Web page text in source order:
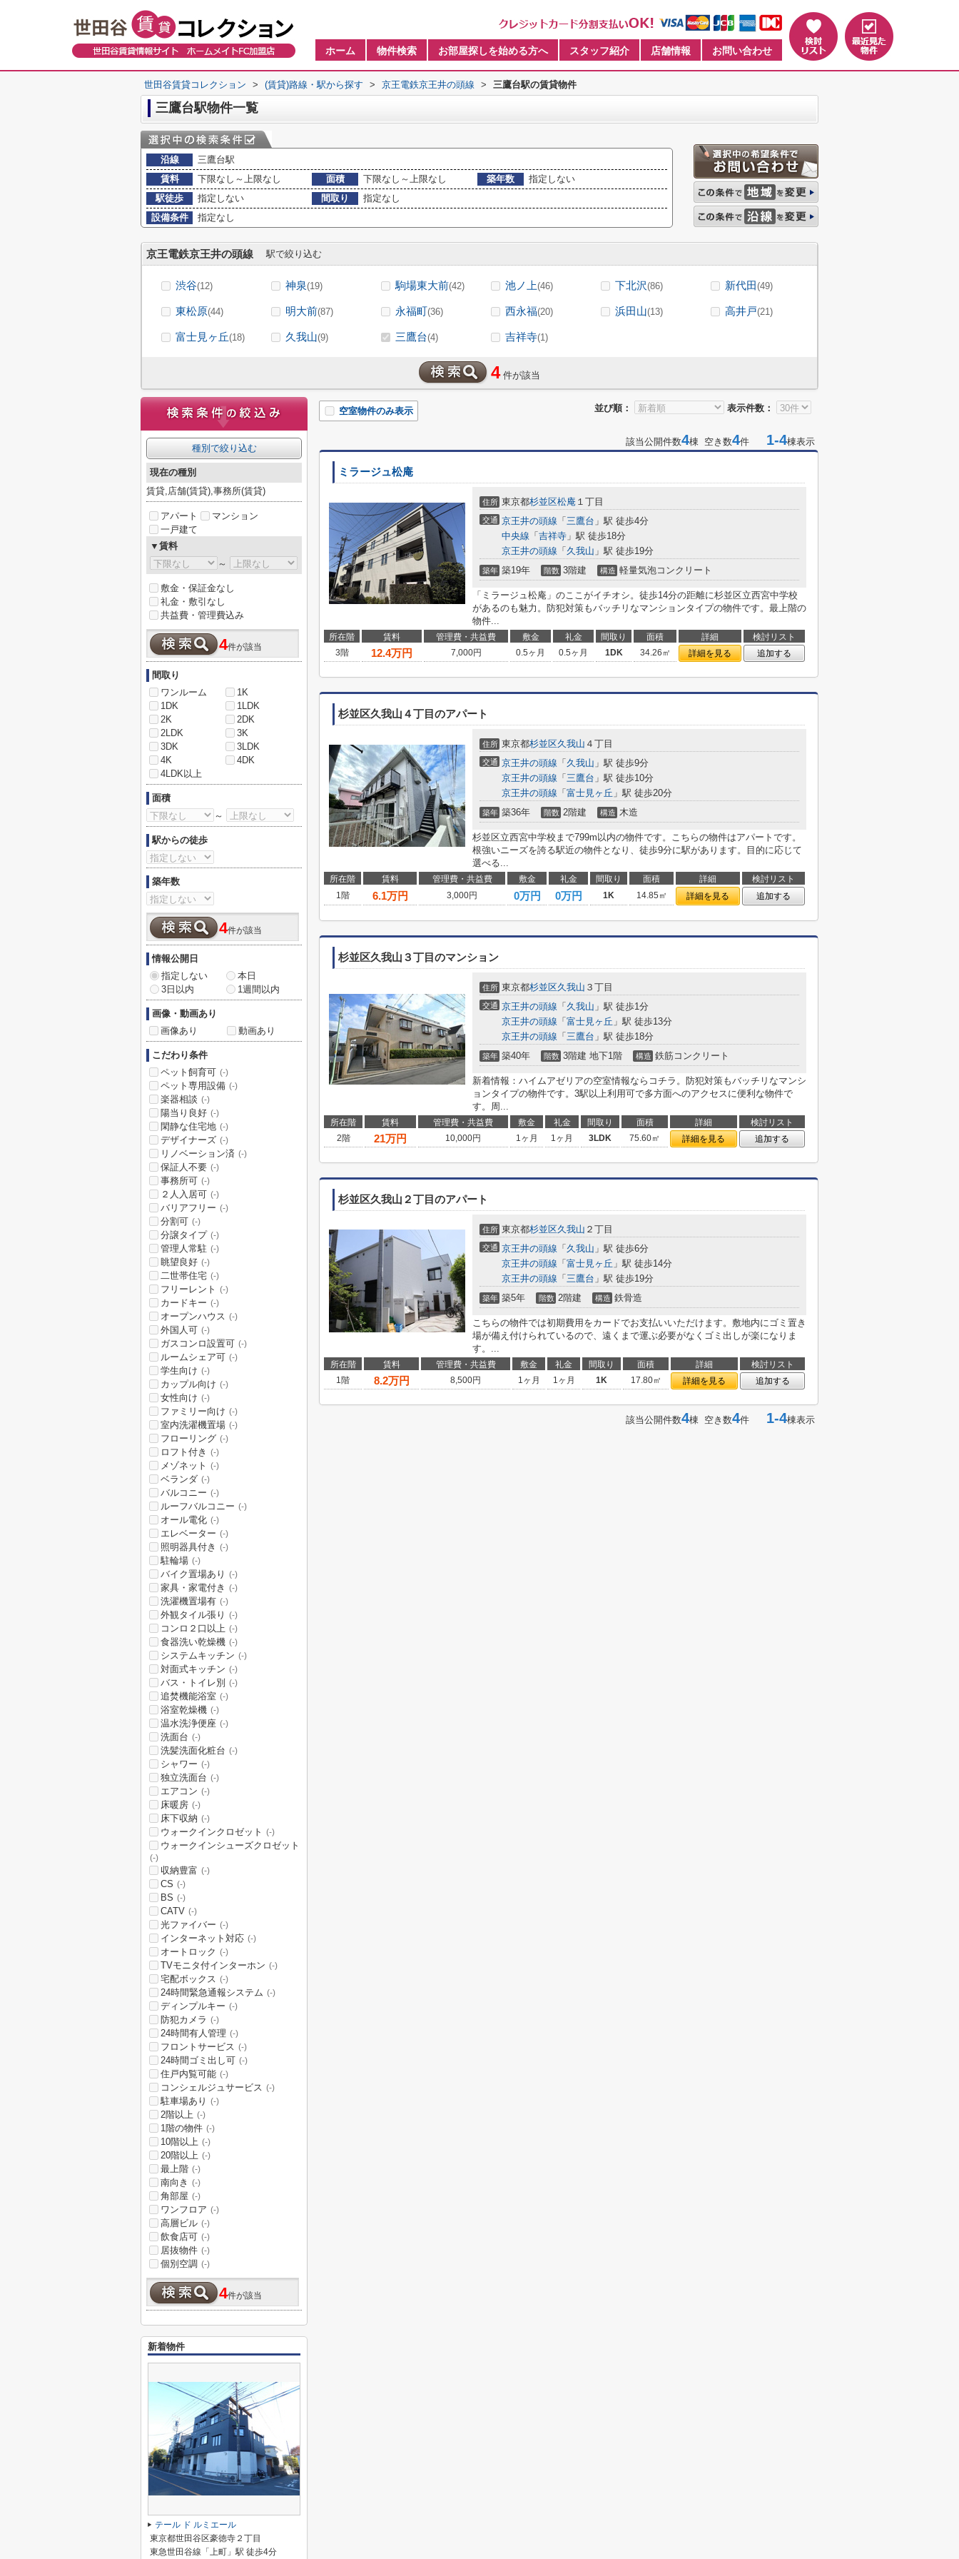
ホーム 物件検索 お部屋探しを始める方へ スタッフ紹介 店舗情報 お問い合わせ
世田谷賃貸コレクション > (賃貸)路線・駅から探す > 京王電鉄京王井の頭線 > 三鷹台駅の賃貸物件
三鷹台駅物件一覧
沿線
三鷹台駅
賃料
下限なし～上限なし 面積 下限なし～上限なし 築年数
指定しない
駅徒歩
指定しない 間取り
指定なし
設備条件
指定なし
京王電鉄京王井の頭線 駅で絞り込む
渋谷(12) 神泉(19) 駒場東大前(42) 池ノ上(46) 下北沢(86) 新代田(49)
東松原(44) 明大前(87) 永福町(36) 西永福(20) 浜田山(13) 高井戸(21)
富士見ヶ丘(18) 久我山(9) 三鷹台(4) 吉祥寺(1)
4 件が該当
並び順： 表示件数：
空室物件のみ表示
該当公開件数4棟 空き数4件 1-4棟表示
ミラージュ松庵
住所 東京都杉並区松庵 １丁目
交通 京王井の頭線 「 三鷹台 」駅 徒歩4分
中央線 「 吉祥寺 」駅 徒歩18分
京王井の頭線 「 久我山 」駅 徒歩19分
築年 築19年 階数 3階建 構造 軽量気泡コンクリート
「ミラージュ松庵」のここがイチオシ。徒歩14分の距離に杉並区立西宮中学校
があるのも魅力。防犯対策もバッチリなマンションタイプの物件です。最上階の
物件...
所在階 賃料 管理費・共益費 敷金 礼金 間取り 面積 詳細
検討リスト
3階
12.4万円 7,000円 0.5ヶ月 0.5ヶ月 1DK 34.26㎡ 詳細を見る 追加する
杉並区久我山４丁目のアパート
住所 東京都杉並区久我山 ４丁目
交通 京王井の頭線 「 久我山 」駅 徒歩9分
京王井の頭線 「 三鷹台 」駅 徒歩10分
京王井の頭線 「 富士見ヶ丘 」駅 徒歩20分
築年 築36年 階数 2階建 構造 木造
杉並区立西宮中学校まで799m以内の物件です。こちらの物件はアパートです。
根強いニーズを誇る駅近の物件となり、徒歩9分に駅があります。目的に応じて
選べる...
所在階 賃料 管理費・共益費 敷金 礼金 間取り 面積 詳細
検討リスト
1階
6.1万円 3,000円 0万円 0万円 1K 14.85㎡ 詳細を見る 追加する
杉並区久我山３丁目のマンション
住所 東京都杉並区久我山 ３丁目
交通 京王井の頭線 「 久我山 」駅 徒歩1分
京王井の頭線 「 富士見ヶ丘 」駅 徒歩13分
京王井の頭線 「 三鷹台 」駅 徒歩18分
築年 築40年 階数 3階建 地下1階 構造 鉄筋コンクリート
新着情報：ハイムアゼリアの空室情報ならコチラ。防犯対策もバッチリなマンシ
ョンタイプの物件です。3駅以上利用可で多方面へのアクセスに便利な物件で
す。周...
所在階 賃料 管理費・共益費 敷金 礼金 間取り 面積 詳細
検討リスト
2階
21万円 10,000円 1ヶ月 1ヶ月 3LDK 75.60㎡ 詳細を見る 追加する
杉並区久我山２丁目のアパート
住所 東京都杉並区久我山 ２丁目
交通 京王井の頭線 「 久我山 」駅 徒歩6分
京王井の頭線 「 富士見ヶ丘 」駅 徒歩14分
京王井の頭線 「 三鷹台 」駅 徒歩19分
築年 築5年 階数 2階建 構造 鉄骨造
こちらの物件では初期費用をカードでお支払いいただけます。敷地内にゴミ置き
場が備え付けられているので、遠くまで運ぶ必要がなくゴミ出しが楽になりま
す。...
所在階 賃料 管理費・共益費 敷金 礼金 間取り 面積 詳細
検討リスト
1階
8.2万円 8,500円 1ヶ月 1ヶ月 1K 17.80㎡ 詳細を見る 追加する
該当公開件数4棟 空き数4件 1-4棟表示
種別で絞り込む
現在の種別
賃貸,店舗(賃貸),事務所(賃貸)
アパート
マンション
一戸建て
▼賃料
～
敷金・保証金なし
礼金・敷引なし
共益費・管理費込み
4件が該当
間取り
ワンルーム
1K
1DK
1LDK
2K
2DK
2LDK
3K
3DK
3LDK
4K
4DK
4LDK以上
面積
～
駅からの徒歩
築年数
4件が該当
情報公開日
指定しない
本日
3日以内
1週間以内
画像・動画あり
画像あり
動画あり
こだわり条件
ペット飼育可 (-)
ペット専用設備 (-)
楽器相談 (-)
陽当り良好 (-)
閑静な住宅地 (-)
デザイナーズ (-)
リノベーション済 (-)
保証人不要 (-)
事務所可 (-)
２人入居可 (-)
バリアフリー (-)
分割可 (-)
分譲タイプ (-)
管理人常駐 (-)
眺望良好 (-)
二世帯住宅 (-)
フリーレント (-)
カードキー (-)
オープンハウス (-)
外国人可 (-)
ガスコンロ設置可 (-)
ルームシェア可 (-)
学生向け (-)
カップル向け (-)
女性向け (-)
ファミリー向け (-)
室内洗濯機置場 (-)
フローリング (-)
ロフト付き (-)
メゾネット (-)
ベランダ (-)
バルコニー (-)
ルーフバルコニー (-)
オール電化 (-)
エレベーター (-)
照明器具付き (-)
駐輪場 (-)
バイク置場あり (-)
家具・家電付き (-)
洗濯機置場有 (-)
外観タイル張り (-)
コンロ２口以上 (-)
食器洗い乾燥機 (-)
システムキッチン (-)
対面式キッチン (-)
バス・トイレ別 (-)
追焚機能浴室 (-)
浴室乾燥機 (-)
温水洗浄便座 (-)
洗面台 (-)
洗髪洗面化粧台 (-)
シャワー (-)
独立洗面台 (-)
エアコン (-)
床暖房 (-)
床下収納 (-)
ウォークインクロゼット (-)
ウォークインシューズクロゼット
(-)
収納豊富 (-)
CS (-)
BS (-)
CATV (-)
光ファイバー (-)
インターネット対応 (-)
オートロック (-)
TVモニタ付インターホン (-)
宅配ボックス (-)
24時間緊急通報システム (-)
ディンプルキー (-)
防犯カメラ (-)
24時間有人管理 (-)
フロントサービス (-)
24時間ゴミ出し可 (-)
住戸内覧可能 (-)
コンシェルジュサービス (-)
駐車場あり (-)
2階以上 (-)
1階の物件 (-)
10階以上 (-)
20階以上 (-)
最上階 (-)
南向き (-)
角部屋 (-)
ワンフロア (-)
高層ビル (-)
飲食店可 (-)
居抜物件 (-)
個別空調 (-)
4件が該当
新着物件
テール ド ルミエール
東京都世田谷区豪徳寺２丁目
東急世田谷線「上町」駅 徒歩4分